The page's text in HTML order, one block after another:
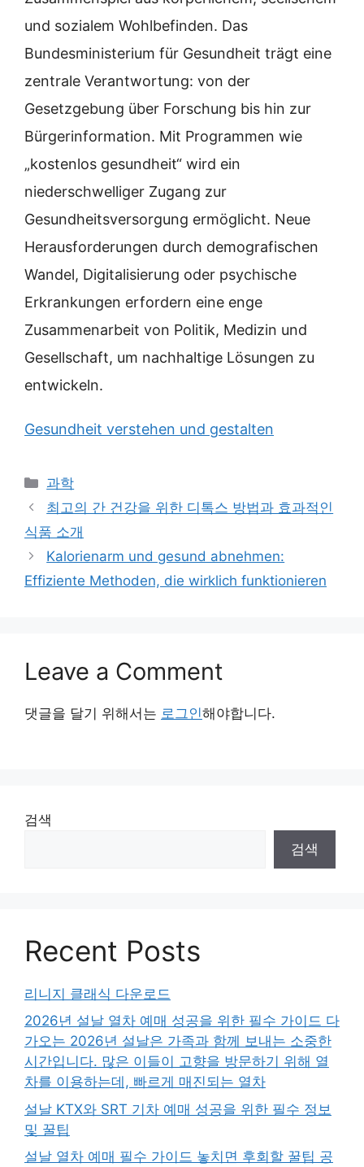
und sozialem Wohlbefinden. Das
Bundesministerium für Gesundheit trägt eine
zentrale Verantwortung: von der
Gesetzgebung über Forschung bis hin zur
Bürgerinformation. Mit Programmen wie
„kostenlos gesundheit“ wird ein
niederschwelliger Zugang zur
Gesundheitsversorgung ermöglicht. Neue
Herausforderungen durch demografischen
Wandel, Digitalisierung oder psychische
Erkrankungen erfordern eine enge
Zusammenarbeit von Politik, Medizin und
Gesellschaft, um nachhaltige Lösungen zu
entwickeln.
Gesundheit verstehen und gestalten
Categories
과학
최고의 간 건강을 위한 디톡스 방법과 효과적인
식품 소개
Kalorienarm und gesund abnehmen:
Effiziente Methoden, die wirklich funktionieren
Leave a Comment
댓글을 달기 위해서는 로그인해야합니다.
검색
검색
Recent Posts
리니지 클래식 다운로드
2026년 설날 열차 예매 성공을 위한 필수 가이드 다
가오는 2026년 설날은 가족과 함께 보내는 소중한
시간입니다. 많은 이들이 고향을 방문하기 위해 열
차를 이용하는데, 빠르게 매진되는 열차
설날 KTX와 SRT 기차 예매 성공을 위한 필수 정보
및 꿀팁
설날 열차 예매 필수 가이드 놓치면 후회할 꿀팁 공